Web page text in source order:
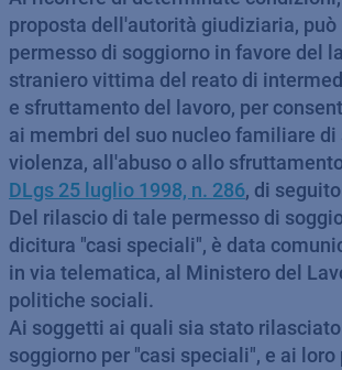
proposta dell'autorità giudiziaria, può
permesso di soggiorno in favore del
straniero vittima del reato di
e sfruttamento del lavoro, per
ai membri del suo nucleo familiare
violenza, all'abuso o allo
DLgs 25 luglio 1998, n. 286, di
Del rilascio di tale permesso di
dicitura "casi speciali", è data
in via telematica, al Ministero del
politiche sociali.
Ai soggetti ai quali sia stato
soggiorno per "casi speciali", e ai